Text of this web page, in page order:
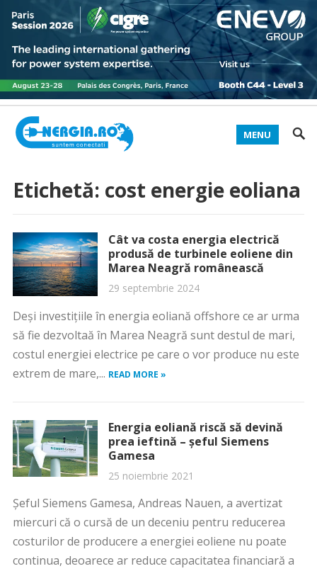
MENU
Etichetă: cost energie eoliana
Cât va costa energia electrică
produsă de turbinele eoliene din
Marea Neagră românească
29 septembrie 2024
Deși investițiile în energia eoliană offshore ce ar urma
să fie dezvoltaă în Marea Neagră sunt destul de mari,
costul energiei electrice pe care o vor produce nu este
extrem de mare,... READ MORE »
Energia eoliană riscă să devină
prea ieftină – șeful Siemens
Gamesa
25 noiembrie 2021
Şeful Siemens Gamesa, Andreas Nauen, a avertizat
miercuri că o cursă de un deceniu pentru reducerea
costurilor de producere a energiei eoliene nu poate
continua, deoarece ar reduce capacitatea financiară a